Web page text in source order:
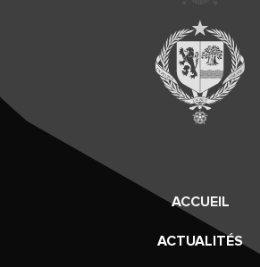
ACCUEIL
ACTUALITÉS